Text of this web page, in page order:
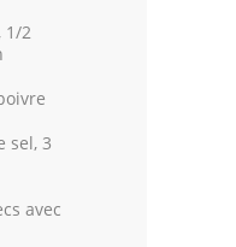
1/2
sel, 3
avec